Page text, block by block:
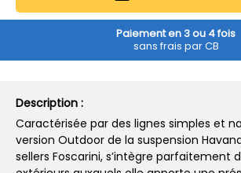
Paiement en 3 ou 4 fois
sans frais par CB
Description :
Caractérisée par des lignes simples et
version Outdoor de la suspension
sellers Foscarini, s’intègre parfaitement